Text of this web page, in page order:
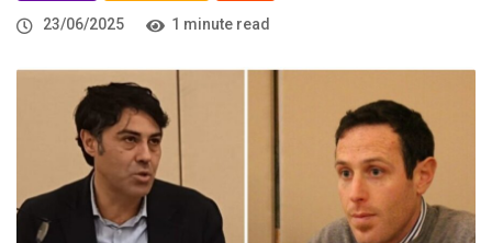
23/06/2025
1 minute read